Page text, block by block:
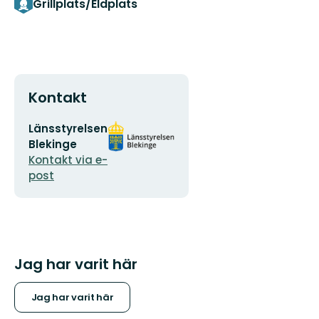
Grillplats/Eldplats
Kontakt
E-
postadress
Länsstyrelsen
Blekinge
Kontakt via e-
post
Organisationens
logotyp
Jag har varit här
Jag har varit här